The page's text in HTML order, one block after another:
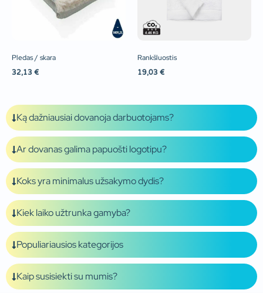
Pledas / skara
32,13 €
Rankšluostis
19,03 €
Ką dažniausiai dovanoja darbuotojams?
Ar dovanas galima papuošti logotipu?
Koks yra minimalus užsakymo dydis?
Kiek laiko užtrunka gamyba?
Populiariausios kategorijos
Kaip susisiekti su mumis?